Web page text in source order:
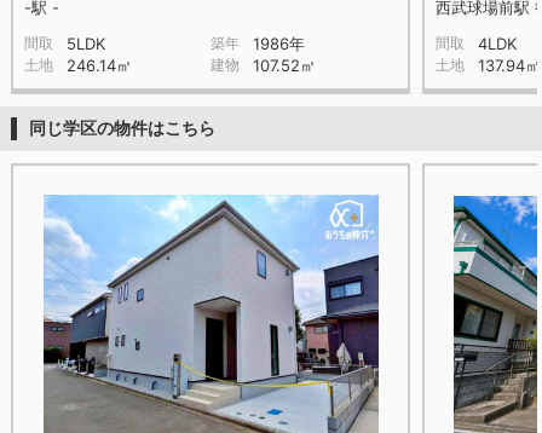
-駅 -
間取 5LDK 築年 1986年
土地 246.14㎡ 建物 107.52㎡
西武球場前駅
間取 4LDK
土地 137.94㎡
同じ学区の物件はこちら